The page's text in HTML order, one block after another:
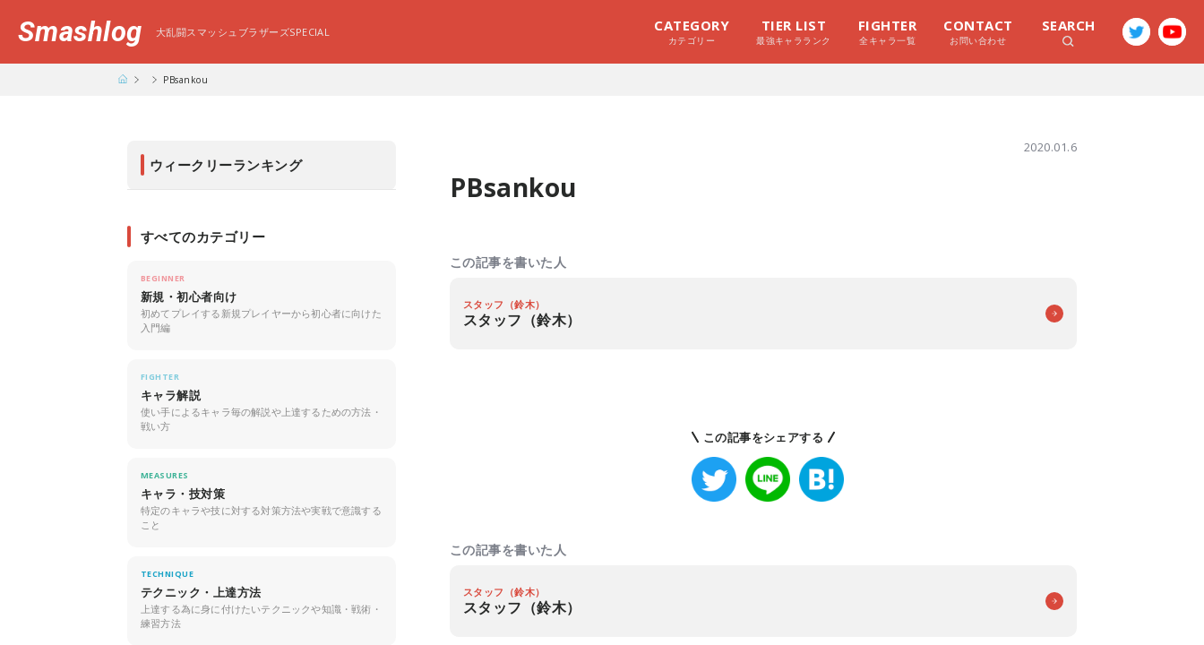
Smashlog 大乱闘スマッシュブラザーズSPECIAL CATEGORY
カテゴリー
TIER LIST
最強キャラランク
FIGHTER
全キャラ一覧
CONTACT
お問い合わせ
SEARCH
PBsankou
2020.01.6
PBsankou
この記事を書いた人
スタッフ（鈴木）
スタッフ（鈴木）
この記事をシェアする
この記事を書いた人
スタッフ（鈴木）
スタッフ（鈴木）
ウィークリーランキング
すべてのカテゴリー
BEGINNER
新規・初心者向け
初めてプレイする新規プレイヤーから初心者に向けた
入門編
FIGHTER
キャラ解説
使い手によるキャラ毎の解説や上達するための方法・
戦い方
MEASURES
キャラ・技対策
特定のキャラや技に対する対策方法や実戦で意識する
こと
TECHNIQUE
テクニック・上達方法
上達する為に身に付けたいテクニックや知識・戦術・
練習方法